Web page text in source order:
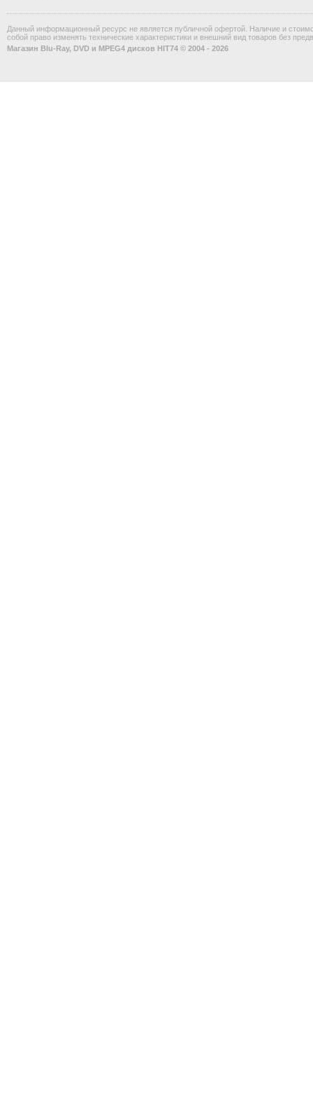
Данный информационный ресурс не является публичной офертой. Наличие и
собой право изменять технические характеристики и внешний вид товаров без
Магазин Blu-Ray, DVD и MPEG4 дисков HIT74 © 2004 - 2026